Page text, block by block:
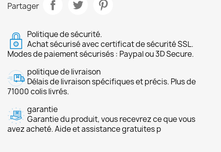
Partager
Politique de sécurité.
Achat sécurisé avec certificat de sécurité SSL.
Modes de paiement sécurisés : Paypal ou 3D Secure.
politique de livraison
Délais de livraison spécifiques et précis. Plus de
71000 colis livrés.
garantie
Garantie du produit, vous recevrez ce que vous
avez acheté. Aide et assistance gratuites p